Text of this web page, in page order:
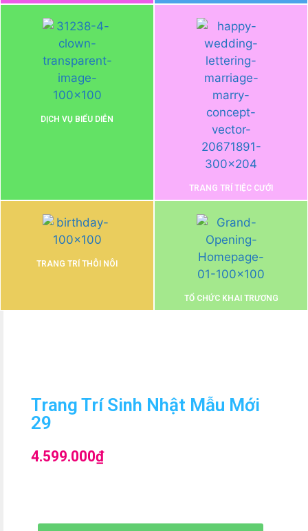
DỊCH VỤ BIỂU DIỄN
TRANG TRÍ TIỆC CƯỚI
TRANG TRÍ THÔI NÔI
TỔ CHỨC KHAI TRƯƠNG
Trang Trí Sinh Nhật Mẫu Mới
29
4.599.000₫